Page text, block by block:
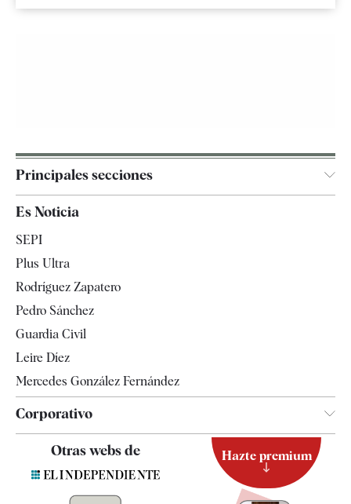
Principales secciones
España
Televisión
Es Noticia
SEPI
Plus Ultra
Rodríguez Zapatero
Pedro Sánchez
Guardia Civil
Leire Díez
Mercedes González Fernández
Corporativo
Contacto
Otras webs de Hazte premium